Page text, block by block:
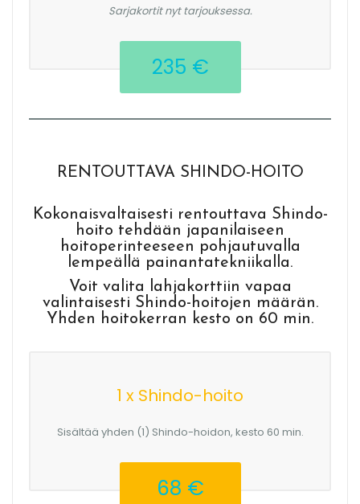
Sarjakortit nyt tarjouksessa.
235 €
RENTOUTTAVA SHINDO-HOITO
Kokonaisvaltaisesti rentouttava Shindo-
hoito tehdään japanilaiseen
hoitoperinteeseen pohjautuvalla
lempeällä painantatekniikalla.
Voit valita lahjakorttiin vapaa
valintaisesti Shindo-hoitojen määrän.
Yhden hoitokerran kesto on 60 min.
1 x Shindo-hoito
Sisältää yhden (1) Shindo-hoidon, kesto 60 min.
68 €